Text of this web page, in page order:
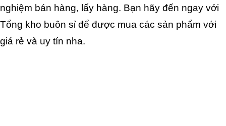
nghiệm bán hàng, lấy hàng. Bạn hãy đến ngay với
Tổng kho buôn sỉ để được mua các sản phẩm với
giá rẻ và uy tín nha.